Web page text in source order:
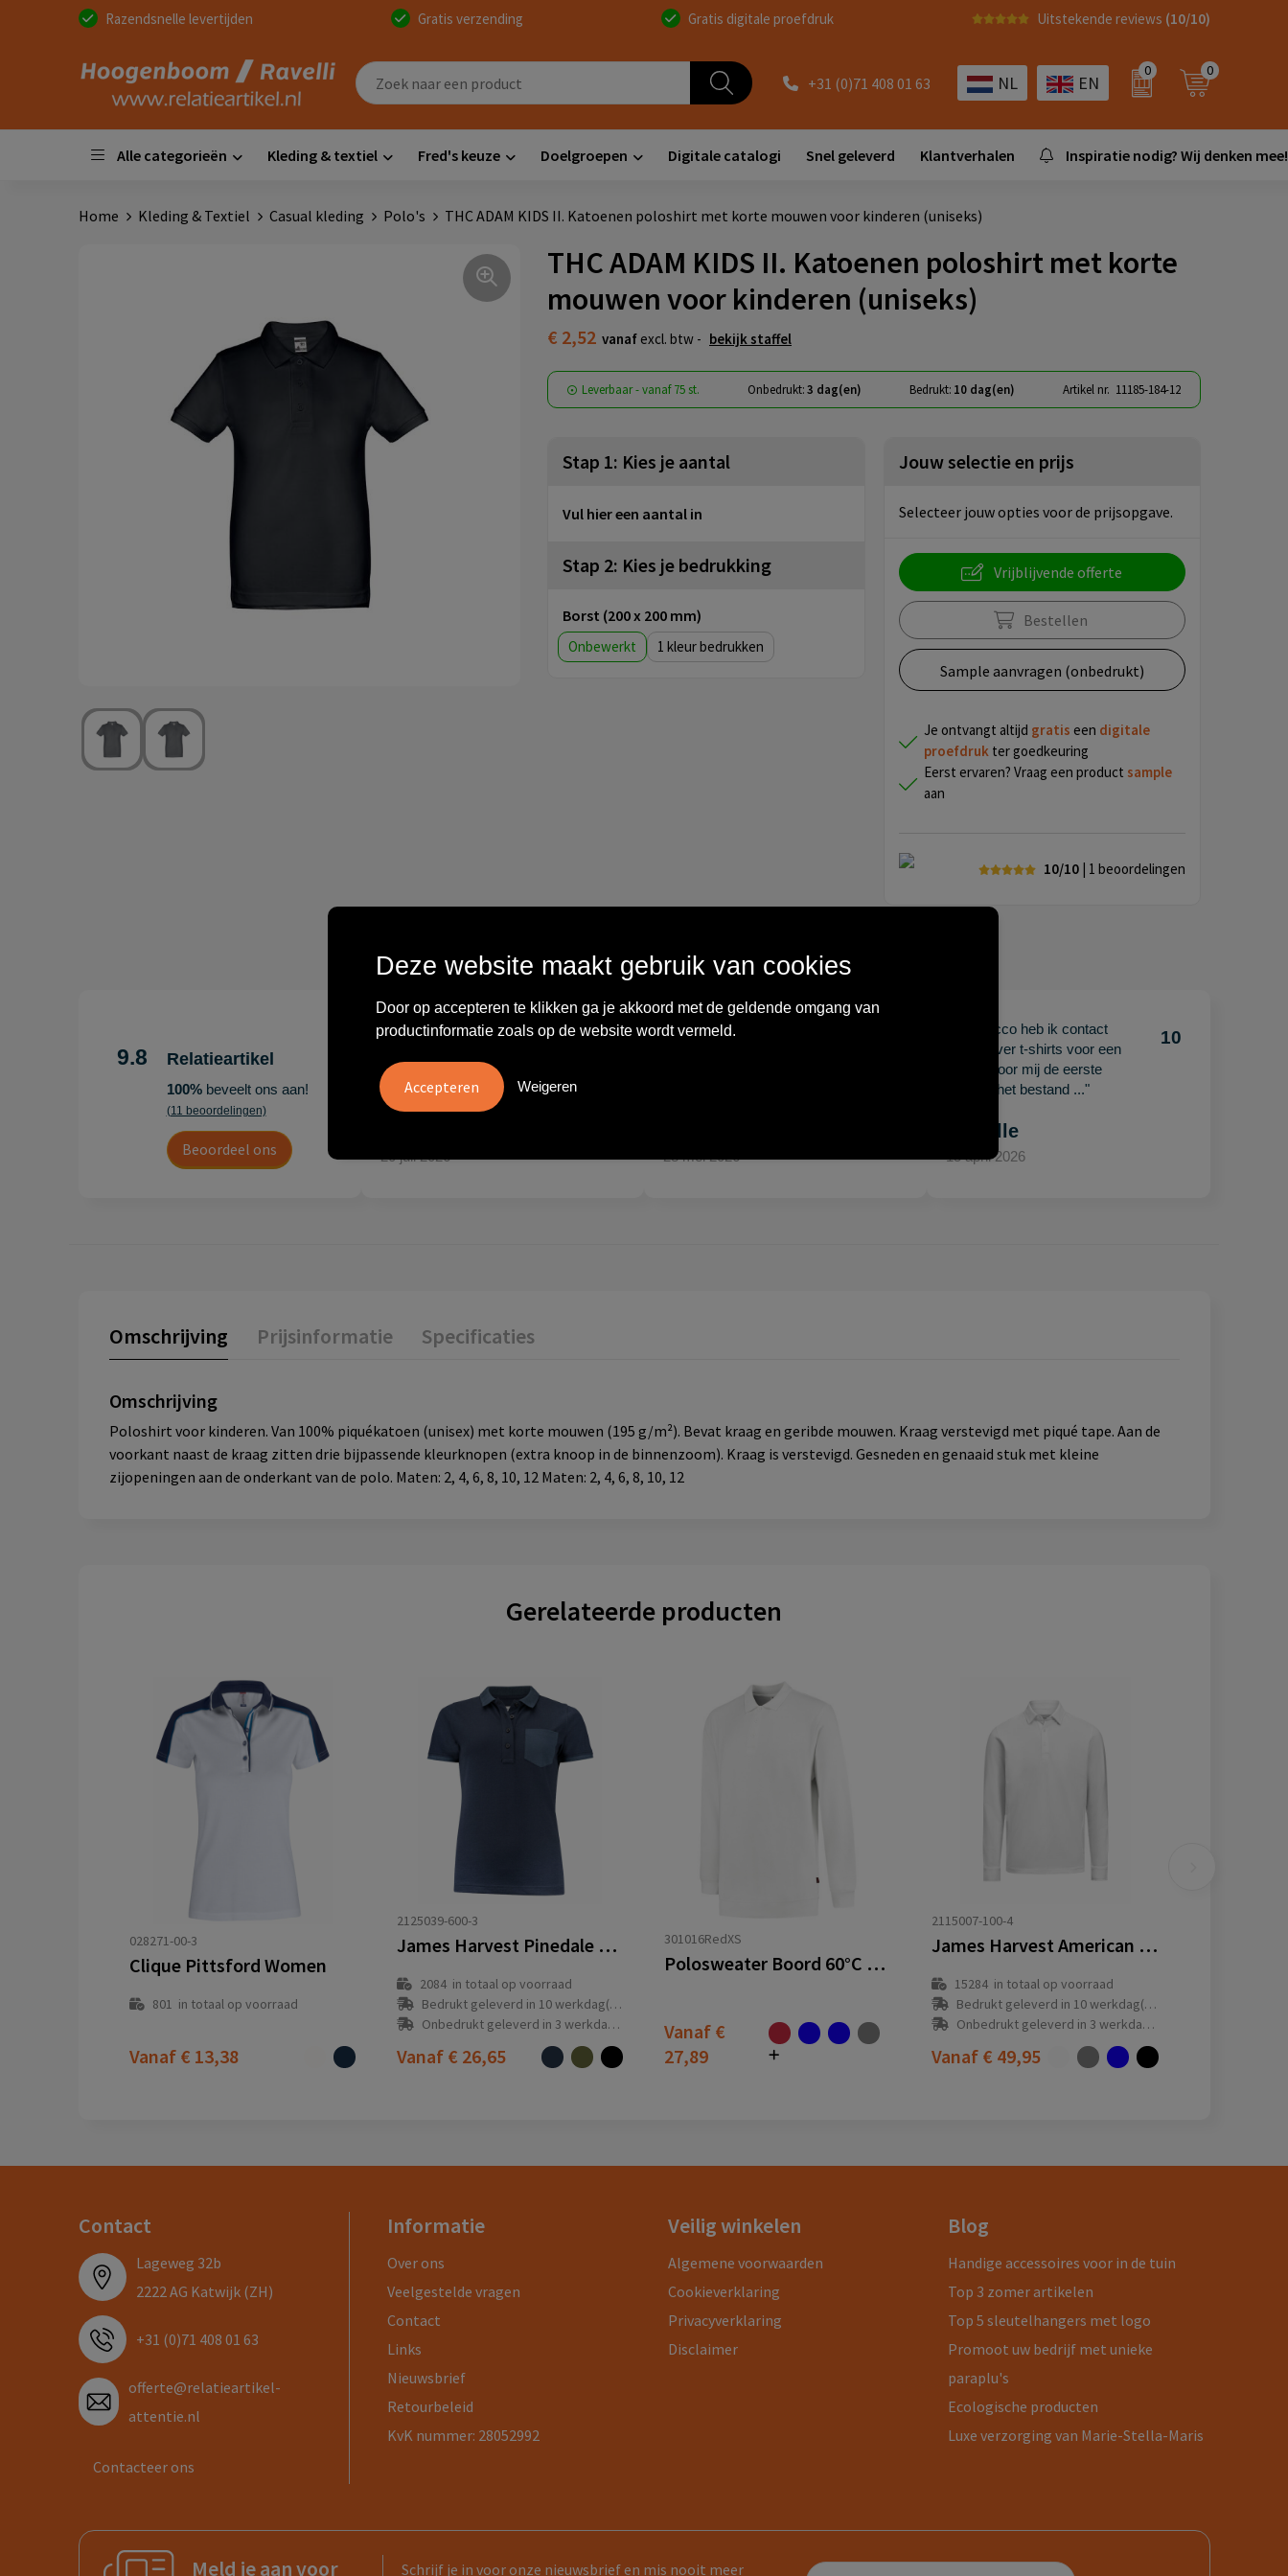
Razendsnelle levertijden Gratis verzending Gratis digitale proefdruk Uitstekende reviews (10/10)
+31 (0)71 408 01 63 NL EN
0 0
Alle categorieën Kleding & textiel Fred's keuze Doelgroepen Digitale catalogi Snel geleverd Klantverhalen Inspiratie nodig? Wij denken mee!
Home Kleding & Textiel Casual kleding Polo's THC ADAM KIDS II. Katoenen poloshirt met korte mouwen voor kinderen (uniseks)
THC ADAM KIDS II. Katoenen poloshirt met korte
mouwen voor kinderen (uniseks)
€ 2,52 vanaf excl. btw - bekijk staffel
Leverbaar-vanaf75 st. Onbedrukt:3 dag(en) Bedrukt: 10 dag(en) Artikel nr. 11185-184-12
Stap 1: Kies je aantal
Vul hier een aantal in
Stap 2: Kies je bedrukking
Borst (200 x 200 mm)
Onbewerkt 1
Jouw selectie en prijs
Selecteer jouw opties voor de prijsopgave.
Vrijblijvende offerte
Bestellen
Sample aanvragen (onbedrukt)
Je ontvangt altijd gratis een digitale
proefdrukter goedkeuring
Eerst ervaren? Vraag een product sample
aan
10/10 | 1 beoordelingen
9.8 Relatieartikel
100%beveelt ons aan!
(11 beoordelingen)
Beoordeel ons
"Erg tevreden over
Artikelen. Het contact was
persoonlijk en prettig, we w..."
10
20 juli 2026
"Ze denken in oplossingen.
28 mei 2026
"Met Jacco heb ik contact
gehad over t-shirts voor een
beurs. Voor mij de eerste
keer en het bestand ..."
10
Mariëlle
15 april 2026
Omschrijving Prijsinformatie Specificaties
Omschrijving
Poloshirt voor kinderen. Van 100% piquékatoen (unisex) met korte mouwen (195 g/m²). Bevat kraag en geribde mouwen. Kraag verstevigd met piqué tape. Aan de
voorkant naast de kraag zitten drie bijpassende kleurknopen (extra knoop in de binnenzoom). Kraag is verstevigd. Gesneden en genaaid stuk met kleine
zijopeningen aan de onderkant van de polo. Maten: 2, 4, 6, 8, 10, 12 Maten: 2, 4, 6, 8, 10, 12
Gerelateerde producten
028271-00-3
Clique Pittsford Women
801 in totaal op voorraad
Vanaf € 13,38
2125039-600-3
James Harvest Pinedale Polo Pique Dames
2084in totaal op voorraad
Bedrukt geleverd in 10 werkdag(en)
Onbedrukt geleverd in 3 werkdag(en)
Vanaf € 26,65
301016RedXS
Polosweater Boord 60°C Wasbaar
Vanaf €
27,89
2115007-100-4
James Harvest American Supreme Polo L/S Polo Heren
15284 in totaal op voorraad
Bedrukt geleverd in 10 werkdag(en)
Onbedrukt geleverd in 3 werkdag(en)
Vanaf € 49,95
Contact
Lageweg 32b
2222 AG Katwijk (ZH)
+31 (0)71 408 01 63
offerte@relatieartikel-
attentie.nl
Contacteer ons
Informatie
Over ons
Veelgestelde vragen
Contact
Links
Nieuwsbrief
Retourbeleid
KvK nummer: 28052992
Veilig winkelen
Algemene voorwaarden
Cookieverklaring
Privacyverklaring
Disclaimer
Blog
Handige accessoires voor in de tuin
Top 3 zomer artikelen
Top 5 sleutelhangers met logo
Promoot uw bedrijf met unieke
paraplu's
Ecologische producten
Luxe verzorging van Marie-Stella-Maris
Meld je aan voor Schrijf je in voor onze nieuwsbrief en mis nooit meer
Deze website maakt gebruik van cookies
Door op accepteren te klikken ga je akkoord met de geldende omgang van
productinformatie zoals op de website wordt vermeld.
Weigeren